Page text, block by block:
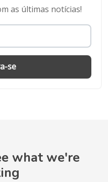
as últimas notícias!
se
what we're